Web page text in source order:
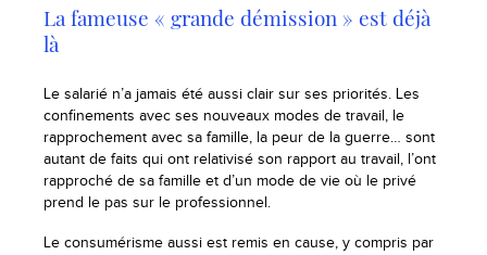
La fameuse « grande démission » est déjà
là
Le salarié n’a jamais été aussi clair sur ses priorités. Les
confinements avec ses nouveaux modes de travail, le
rapprochement avec sa famille, la peur de la guerre… sont
autant de faits qui ont relativisé son rapport au travail, l’ont
rapproché de sa famille et d’un mode de vie où le privé
prend le pas sur le professionnel.
Le consumérisme aussi est remis en cause, y compris par